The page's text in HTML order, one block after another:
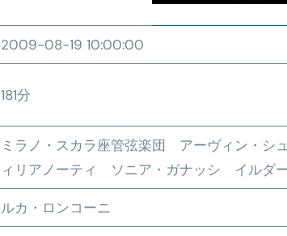
2009-08-19 10:00:00
181分
ミラノ・スカラ座管弦楽団 アーヴィン・
ィリアノーティ ソニア・ガナッシ イルダ
ルカ・ロンコーニ